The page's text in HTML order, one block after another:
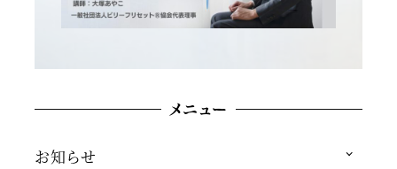
メニュー
お知らせ